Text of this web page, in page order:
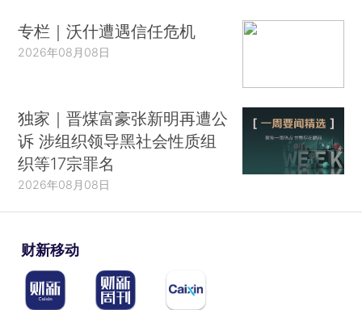
专栏｜沃什遭遇信任危机
2026年08月08日
独家｜晋煤富豪张新明再遭公
诉 涉组织领导黑社会性质组
织等17宗罪名
2026年08月08日
财新移动